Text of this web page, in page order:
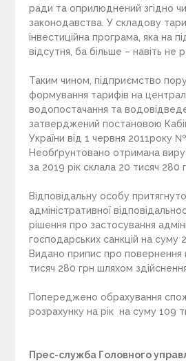
ради та оприлюднений згідно
законодавства. У складову
інвестиційна програма, яка на
відсутня, ба більше – навіть не
Таким чином, підприємство
формування тарифів на
водопостачання та
затверджений постановою
України від 1 червня 2011року
Необґрунтовано отримана
за 2019 рік склала 20 тисяч 280
Відповідальну особу
адміністративної
рішення про застосування
господарських санкцій на суму
Видано припис про повернення
тисяч 280 грн шляхом
Попереджено обрахування
розрахунку на рік на суму 109
Прес-служба Головного